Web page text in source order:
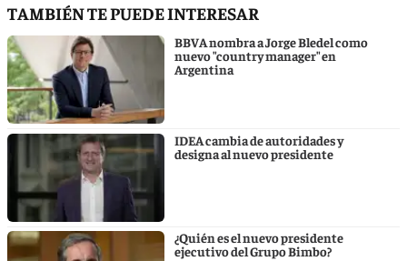
TAMBIÉN TE PUEDE INTERESAR
BBVA nombra a Jorge Bledel como
nuevo "country manager" en
Argentina
IDEA cambia de autoridades y
designa al nuevo presidente
¿Quién es el nuevo presidente
ejecutivo del Grupo Bimbo?